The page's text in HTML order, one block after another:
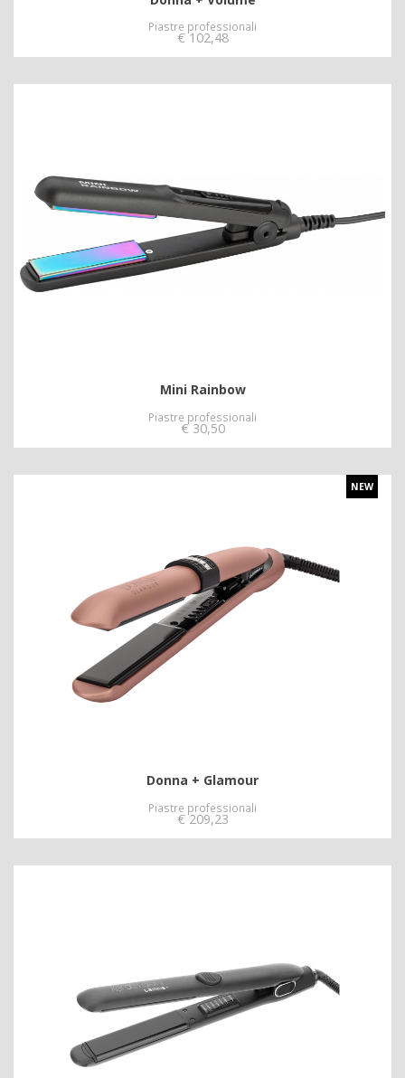
Piastre professionali
€ 102,48
Mini Rainbow
Piastre professionali
€30,50
NEW
Donna + Glamour
Piastre professionali
€ 209,23